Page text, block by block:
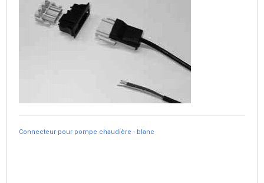
Connecteur pour pompe chaudière - blanc